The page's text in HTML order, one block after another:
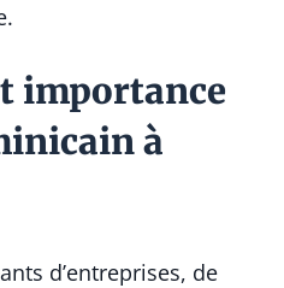
importance
à
d’entreprises, de